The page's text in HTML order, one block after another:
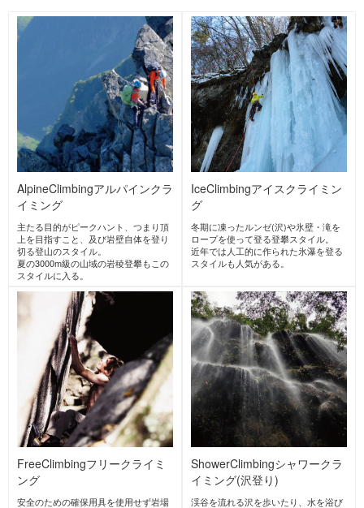
BELAY FARM
ビレイファーム
Japan
yutakanamorikirein
amizu
ゆたかな森きれいな水
Japan
TOAKS
トークス
United
States
cocoheli
ココヘリ Japan
Mountain King
マウンテンキング
United
Foxfire
フォックスファイヤー
Japan
MY BOTTLE PLUS
マイボトルプラス
Japan flexdream
フレックスドリーム
Japan
onyone
オンヨネ Japan